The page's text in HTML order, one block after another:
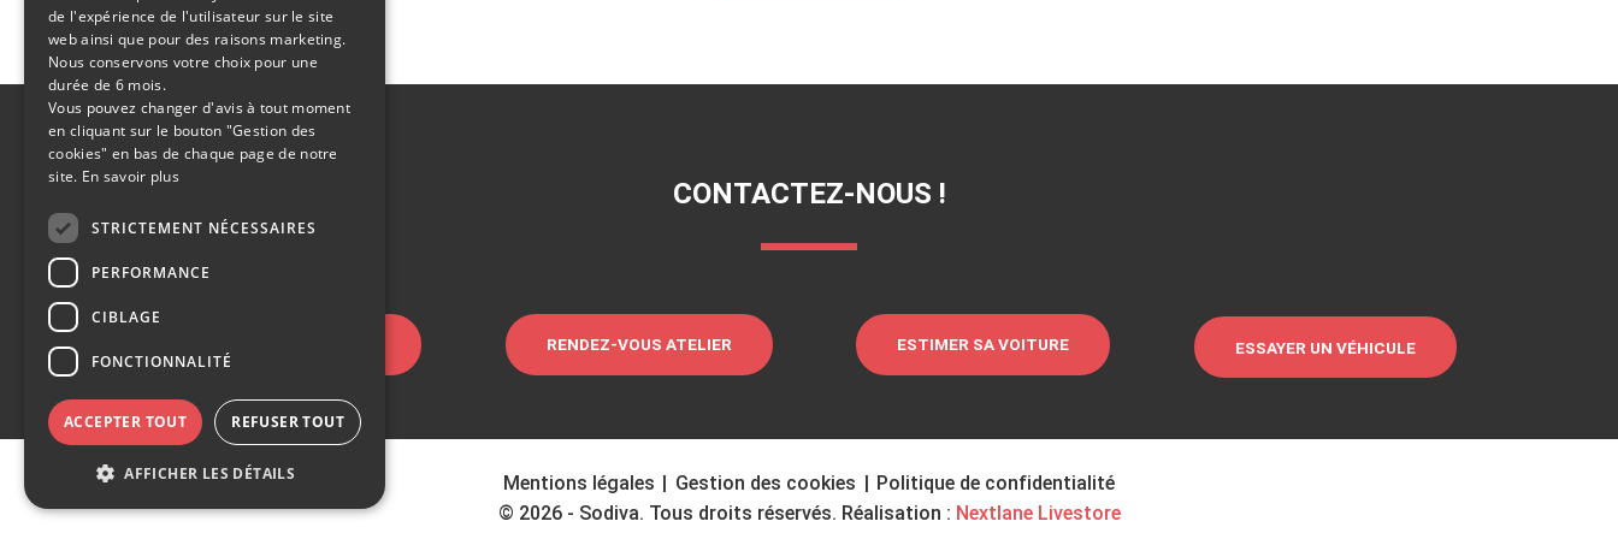
CONTACTEZ-NOUS !
RENDEZ-VOUS ATELIER ESTIMER SA VOITURE ESSAYER UN VÉHICULE
Mentions légales | Gestion des cookies | Politique de confidentialité
© 2026 - Sodiva. Tous droits réservés. Réalisation : Nextlane Livestore
de l'expérience de l'utilisateur sur le site
web ainsi que pour des raisons marketing.
Nous conservons votre choix pour une
durée de 6 mois.
Vous pouvez changer d'avis à tout moment
en cliquant sur le bouton "Gestion des
cookies" en bas de chaque page de notre
site. En savoir plus
STRICTEMENT NÉCESSAIRES
PERFORMANCE
CIBLAGE
FONCTIONNALITÉ
ACCEPTER TOUT REFUSER TOUT
AFFICHER LES DÉTAILS